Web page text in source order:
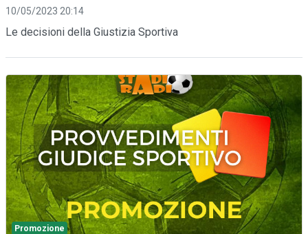
10/05/2023 20:14
Le decisioni della Giustizia Sportiva
Promozione